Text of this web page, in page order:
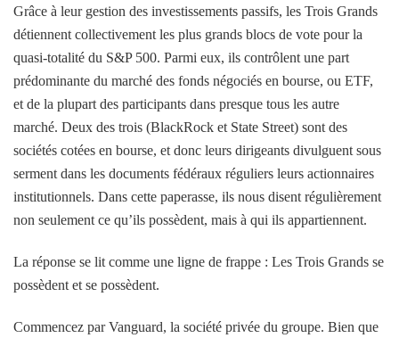
Grâce à leur gestion des investissements passifs, les Trois Grands
détiennent collectivement les plus grands blocs de vote pour la
quasi-totalité du S&P 500. Parmi eux, ils contrôlent une part
prédominante du marché des fonds négociés en bourse, ou ETF,
et de la plupart des participants dans presque tous les autre
marché. Deux des trois (BlackRock et State Street) sont des
sociétés cotées en bourse, et donc leurs dirigeants divulguent sous
serment dans les documents fédéraux réguliers leurs actionnaires
institutionnels. Dans cette paperasse, ils nous disent régulièrement
non seulement ce qu’ils possèdent, mais à qui ils appartiennent.
La réponse se lit comme une ligne de frappe : Les Trois Grands se
possèdent et se possèdent.
Commencez par Vanguard, la société privée du groupe. Bien que